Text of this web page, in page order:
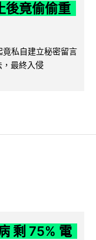
後竟偷偷重
私自建立秘密留言
最終入侵
剩 75% 電